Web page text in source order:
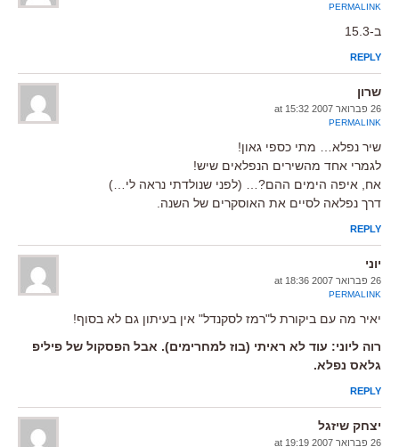
PERMALINK
ב-15.3
REPLY
שרון
26 פברואר 2007 at 15:32
PERMALINK
שיר נפלא… מתי כספי גאון!
לגמרי אחד מהשירים הנפלאים שיש!
אח, איפה הימים ההם?… (לפני שנולדתי נראה לי…)
דרך נפלאה לסיים את האוסקרים של השנה.
REPLY
יוני
26 פברואר 2007 at 18:36
PERMALINK
יאיר מה עם ביקורת ל"רמז לסקנדל" אין בעיתון גם לא בסוף!
רוה ליוני: עוד לא ראיתי (בוז למחרימים). אבל הפסקול של פיליפ
גלאס נפלא.
REPLY
יצחק שיזגל
26 פברואר 2007 at 19:19